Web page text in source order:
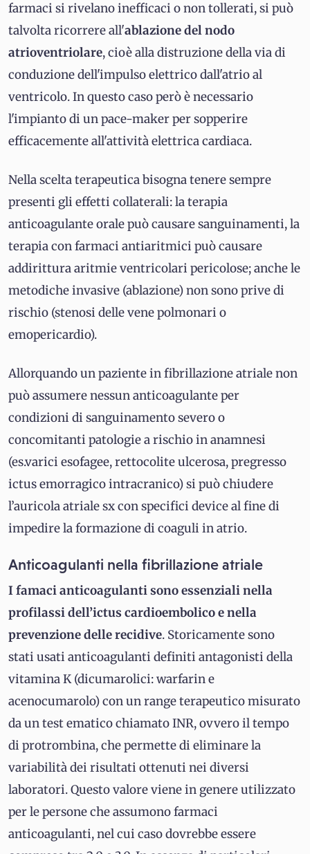
farmaci si rivelano inefficaci o non tollerati, si può
talvolta ricorrere all'ablazione del nodo
atrioventriolare, cioè alla distruzione della via di
conduzione dell'impulso elettrico dall'atrio al
ventricolo. In questo caso però è necessario
l'impianto di un pace-maker per sopperire
efficacemente all'attività elettrica cardiaca.
Nella scelta terapeutica bisogna tenere sempre
presenti gli effetti collaterali: la terapia
anticoagulante orale può causare sanguinamenti, la
terapia con farmaci antiaritmici può causare
addirittura aritmie ventricolari pericolose; anche le
metodiche invasive (ablazione) non sono prive di
rischio (stenosi delle vene polmonari o
emopericardio).
Allorquando un paziente in fibrillazione atriale non
può assumere nessun anticoagulante per
condizioni di sanguinamento severo o
concomitanti patologie a rischio in anamnesi
(es.varici esofagee, rettocolite ulcerosa, pregresso
ictus emorragico intracranico) si può chiudere
l’auricola atriale sx con specifici device al fine di
impedire la formazione di coaguli in atrio.
Anticoagulanti nella fibrillazione atriale
I famaci anticoagulanti sono essenziali nella
profilassi dell’ictus cardioembolico e nella
prevenzione delle recidive. Storicamente sono
stati usati anticoagulanti definiti antagonisti della
vitamina K (dicumarolici: warfarin e
acenocumarolo) con un range terapeutico misurato
da un test ematico chiamato INR, ovvero il tempo
di protrombina, che permette di eliminare la
variabilità dei risultati ottenuti nei diversi
laboratori. Questo valore viene in genere utilizzato
per le persone che assumono farmaci
anticoagulanti, nel cui caso dovrebbe essere